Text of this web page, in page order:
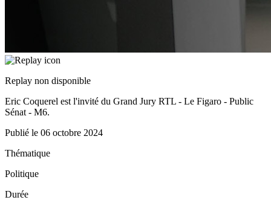
Replay non disponible
Eric Coquerel est l'invité du Grand Jury RTL - Le Figaro - Public
Sénat - M6.
Publié le 06 octobre 2024
Thématique
Politique
Durée